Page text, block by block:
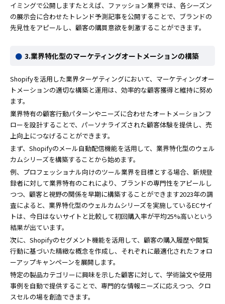
イミングで公開しますたとえば、ファッション業界では、各シーズン
の展示会に合わせたトレンド予測記事を公開することで、ブランドの
先見性をアピールし、顧客の購買意欲を刺激することができます。
3.業界特化型のマーケティングオートメーションの構築
Shopifyを活用した業界ターゲティングにおいて、マーケティングオー
トメーションの適切な構築と運用は、効率的な顧客獲得と維持に努め
ます。
業界特有の顧客行動パターンやニーズに合わせたオートメーションフ
ローを設計することで、パーソナライズされた顧客体験を提供し、売
上向上につなげることができます。
まず、Shopifyのメール自動配信機能を活用して、業界特化型のウェル
カムシリーズを構築することから始めます。
例、プロフェッショナル向けのツール業界を目標とする場合、新規登
録者に対して業界特有のこれにより、ブランドの専門性をアピールし
つつ、顧客と視野の関係を早期に構築することができます2023年の調
査によると、業界特化型のウェルカムシリーズを実施しているECサイ
トは、今日はないサイトと比較して初回購入率が平均25%高いという
結果が出ています。
次に、Shopifyのセグメント機能を活用して、顧客の購入履歴や閲覧
行動に基づいた精緻な概念を作成し、それぞれに最適化されたフォロ
ーアップキャンペーンを展開します。
特定の製品カテゴリーに興味を示した顧客に対して、学術論文や使用
事例を自動で提供することで、専門的な情報ニーズに応えつつ、クロ
スセルの場を創造できます。